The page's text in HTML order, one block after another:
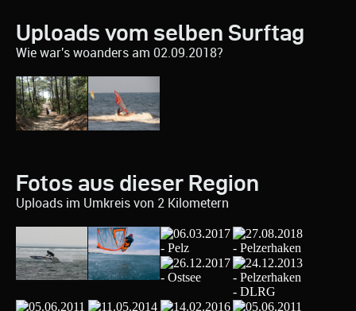
Uploads vom selben Surftag
Wie war's woanders am 02.09.2018?
Fotos aus dieser Region
Uploads im Umkreis von 2 Kilometern